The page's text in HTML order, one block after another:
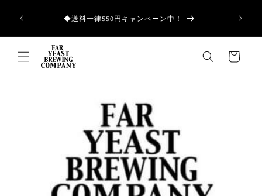
ンツに
進む
◆送料一律550円キャンペーン中！ 和歌山
ー